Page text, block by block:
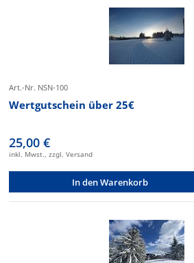
Art.-Nr. NSN-100
Wertgutschein über 25€
25,00 €
inkl. Mwst., zzgl. Versand
In den Warenkorb